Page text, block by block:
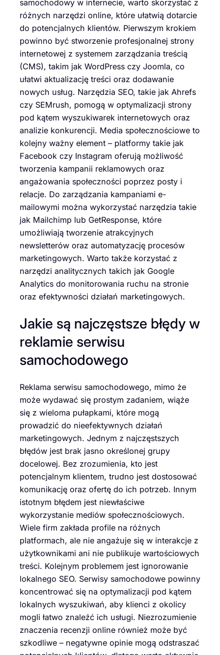
samochodowy w internecie, warto skorzystać z
różnych narzędzi online, które ułatwią dotarcie
do potencjalnych klientów. Pierwszym krokiem
powinno być stworzenie profesjonalnej strony
internetowej z systemem zarządzania treścią
(CMS), takim jak WordPress czy Joomla, co
ułatwi aktualizację treści oraz dodawanie
nowych usług. Narzędzia SEO, takie jak Ahrefs
czy SEMrush, pomogą w optymalizacji strony
pod kątem wyszukiwarek internetowych oraz
analizie konkurencji. Media społecznościowe to
kolejny ważny element – platformy takie jak
Facebook czy Instagram oferują możliwość
tworzenia kampanii reklamowych oraz
angażowania społeczności poprzez posty i
relacje. Do zarządzania kampaniami e-
mailowymi można wykorzystać narzędzia takie
jak Mailchimp lub GetResponse, które
umożliwiają tworzenie atrakcyjnych
newsletterów oraz automatyzację procesów
marketingowych. Warto także korzystać z
narzędzi analitycznych takich jak Google
Analytics do monitorowania ruchu na stronie
oraz efektywności działań marketingowych.
Jakie są najczęstsze błędy w
reklamie serwisu
samochodowego
Reklama serwisu samochodowego, mimo że
może wydawać się prostym zadaniem, wiąże
się z wieloma pułapkami, które mogą
prowadzić do nieefektywnych działań
marketingowych. Jednym z najczęstszych
błędów jest brak jasno określonej grupy
docelowej. Bez zrozumienia, kto jest
potencjalnym klientem, trudno jest dostosować
komunikację oraz ofertę do ich potrzeb. Innym
istotnym błędem jest niewłaściwe
wykorzystanie mediów społecznościowych.
Wiele firm zakłada profile na różnych
platformach, ale nie angażuje się w interakcje z
użytkownikami ani nie publikuje wartościowych
treści. Kolejnym problemem jest ignorowanie
lokalnego SEO. Serwisy samochodowe powinny
koncentrować się na optymalizacji pod kątem
lokalnych wyszukiwań, aby klienci z okolicy
mogli łatwo znaleźć ich usługi. Niezrozumienie
znaczenia recenzji online również może być
szkodliwe – negatywne opinie mogą odstraszać